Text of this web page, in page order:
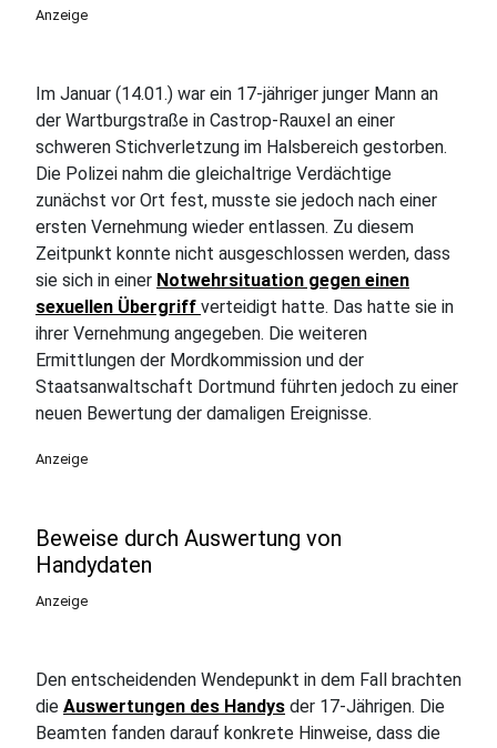
Anzeige
Im Januar (14.01.) war ein 17-jähriger junger Mann an
der Wartburgstraße in Castrop-Rauxel an einer
schweren Stichverletzung im Halsbereich gestorben.
Die Polizei nahm die gleichaltrige Verdächtige
zunächst vor Ort fest, musste sie jedoch nach einer
ersten Vernehmung wieder entlassen. Zu diesem
Zeitpunkt konnte nicht ausgeschlossen werden, dass
sie sich in einer Notwehrsituation gegen einen
sexuellen Übergriff verteidigt hatte. Das hatte sie in
ihrer Vernehmung angegeben. Die weiteren
Ermittlungen der Mordkommission und der
Staatsanwaltschaft Dortmund führten jedoch zu einer
neuen Bewertung der damaligen Ereignisse.
Anzeige
Beweise durch Auswertung von
Handydaten
Anzeige
Den entscheidenden Wendepunkt in dem Fall brachten
die Auswertungen des Handys der 17-Jährigen. Die
Beamten fanden darauf konkrete Hinweise, dass die